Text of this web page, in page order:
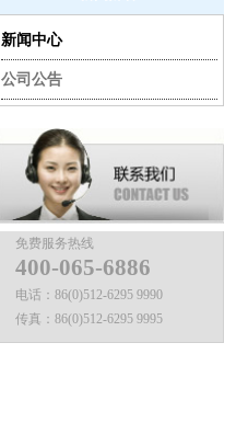
新闻中心
公司公告
免费服务热线
400-065-6886
电话： 86(0)512-6295 9990
传真： 86(0)512-6295 9995